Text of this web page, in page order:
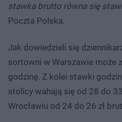
stawka brutto równa się
Poczta Polska.
Jak dowiedzieli się
sortowni w Warszawie może
godzinę. Z kolei stawki
stolicy wahają się od 28 do
Wrocławiu od 24 do 26 zł